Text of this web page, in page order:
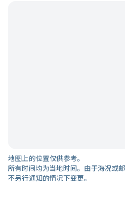
地图上的位置仅供参考。
所有时间均为当地时间。由于海况或
不另行通知的情况下变更。